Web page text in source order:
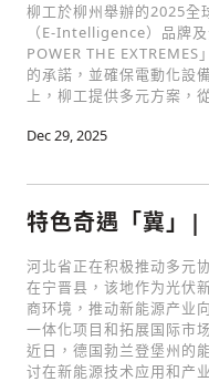
柳工於柳州舉辦的2025全
（E-Intelligence）品牌
POWER THE
的承諾，並確保電動化設
上，柳工提供多元方案
Dec 29, 2025
特色奇遇「冀」|
河北省正在积极推动多元
在宁晋县，该地作为光伏
商环境，推动新能源产业
一体化项目和拓展国际市
近日，德国勃兰登堡州的
讨在新能源技术应用和产